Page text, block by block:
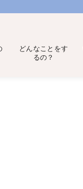
どんなことをす
るの？